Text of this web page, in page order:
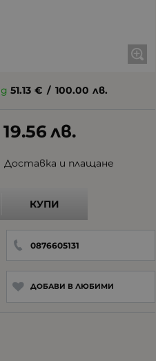
51.13 € / 100.00 лв.
19.56 лв.
Доставка и плащане
КУПИ
0876605131
ДОБАВИ В ЛЮБИМИ